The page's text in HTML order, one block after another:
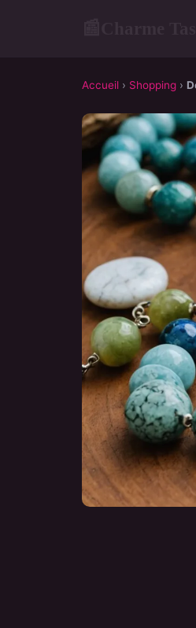
Accueil › Shopping ›